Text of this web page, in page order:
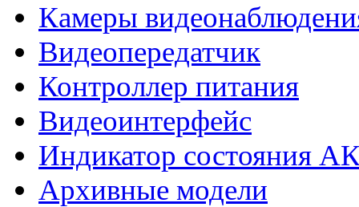
Камеры
Видеопередатчик
Контроллер питания
Видеоинтерфейс
Индикатор состояния
Архивные модели